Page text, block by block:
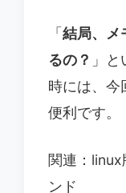
「結局、メ
るの？ 」
時には、今
便利です。
関連：
ンド